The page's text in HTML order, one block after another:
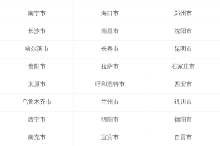
南宁市 海口市 郑州市
长沙市 南昌市 沈阳市
哈尔滨市 长春市 昆明市
贵阳市 拉萨市 石家庄市
太原市 呼和浩特市 西安市
乌鲁木齐市 兰州市 银川市
西宁市 绵阳市 德阳市
南充市 宜宾市 自贡市